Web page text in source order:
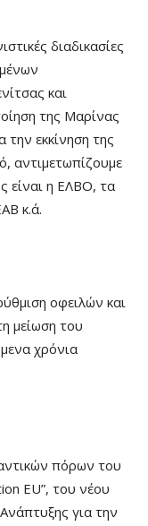
διαδικασίες
και
της Μαρίνας
την εκκίνηση της
αντιμετωπίζουμε
είναι η ΕΛΒΟ, τα
κ.ά.
οφειλών και
μείωση του
χρόνια
πόρων του
EU”, του νέου
για την